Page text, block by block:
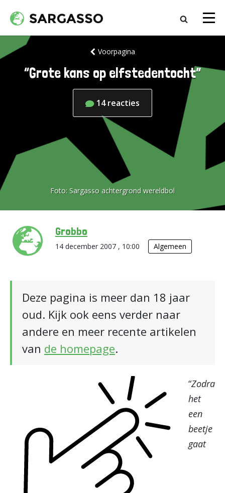
Voorpagina
“Grote kans op elfstedentocht”
14 reacties
Foto: Sargasso achtergrond wereldbol
Grobbo
14 december 2007 , 10:00 Algemeen
Deze pagina is meer dan 18 jaar
oud. Kijk ook eens verder naar
andere en meer recente artikelen
van de homepage.
“Zodra
het
een
beetje
gaat